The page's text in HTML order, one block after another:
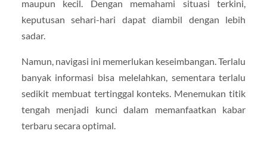
maupun kecil. Dengan memahami situasi terkini,
keputusan sehari-hari dapat diambil dengan lebih
sadar.
Namun, navigasi ini memerlukan keseimbangan. Terlalu
banyak informasi bisa melelahkan, sementara terlalu
sedikit membuat tertinggal konteks. Menemukan titik
tengah menjadi kunci dalam memanfaatkan kabar
terbaru secara optimal.